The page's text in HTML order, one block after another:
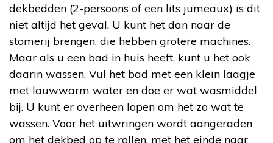
dekbedden (2-persoons of een lits jumeaux) is dit
niet altijd het geval. U kunt het dan naar de
stomerij brengen, die hebben grotere machines.
Maar als u een bad in huis heeft, kunt u het ook
daarin wassen. Vul het bad met een klein laagje
met lauwwarm water en doe er wat wasmiddel
bij. U kunt er overheen lopen om het zo wat te
wassen. Voor het uitwringen wordt aangeraden
om het dekbed op te rollen, met het einde naar